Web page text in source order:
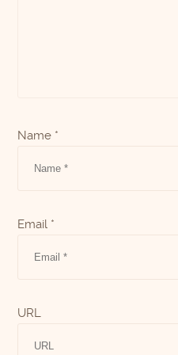
Name *
Email *
URL